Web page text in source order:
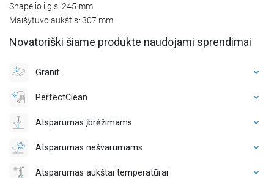
Snapelio ilgis: 245 mm
Maišytuvo aukštis: 307 mm
Novatoriški šiame produkte naudojami sprendimai
Granit
PerfectClean
Atsparumas įbrėžimams
Atsparumas nešvarumams
Atsparumas aukštai temperatūrai